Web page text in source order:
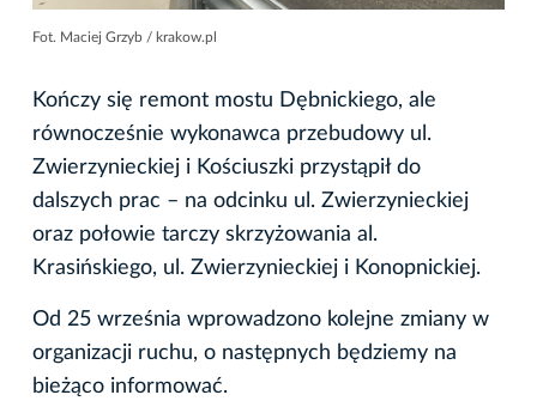
Fot. Maciej Grzyb / krakow.pl
Kończy się remont mostu Dębnickiego, ale
równocześnie wykonawca przebudowy ul.
Zwierzynieckiej i Kościuszki przystąpił do
dalszych prac – na odcinku ul. Zwierzynieckiej
oraz połowie tarczy skrzyżowania al.
Krasińskiego, ul. Zwierzynieckiej i Konopnickiej.
Od 25 września wprowadzono kolejne zmiany w
organizacji ruchu, o następnych będziemy na
bieżąco informować.